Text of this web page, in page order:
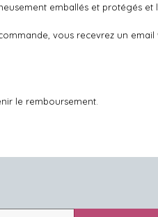
emballés et protégés et
vous recevrez un
le remboursement.